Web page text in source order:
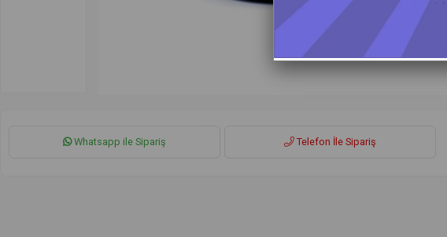
Whatsapp ile Sipariş Telefon İle Sipariş